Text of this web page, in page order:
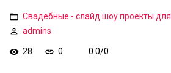
Свадебные - слайд шоу проекты
admins
28 0 0.0/0